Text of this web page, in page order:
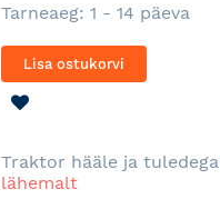
Tarneaeg: 1 - 14 päeva
Lisa ostukorvi
Traktor hääle ja tuledega
lähemalt